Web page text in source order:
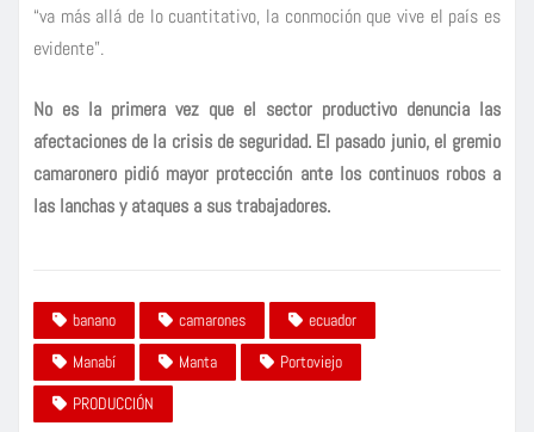
“va más allá de lo cuantitativo, la conmoción que vive el país es
evidente”.
No es la primera vez que el sector productivo denuncia las
afectaciones de la crisis de seguridad. El pasado junio, el gremio
camaronero pidió mayor protección ante los continuos robos a
las lanchas y ataques a sus trabajadores.
banano camarones
ecuador
Manabí
Manta
Portoviejo
PRODUCCIÓN